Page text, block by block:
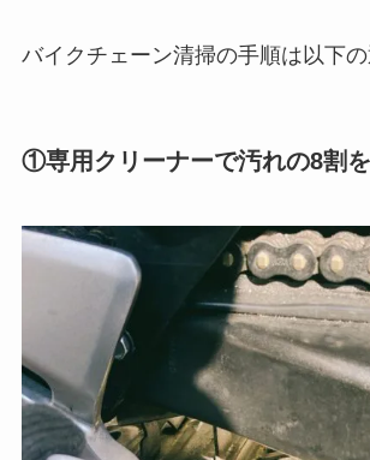
バイクチェーン清掃の手順は以下
①専用クリーナーで汚れの8割